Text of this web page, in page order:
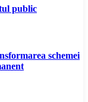
public
schemei